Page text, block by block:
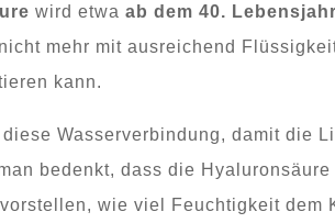
wird etwa ab dem 40.
mehr mit ausreichend
kann.
diese Wasserverbindung, damit die
bedenkt, dass die
wie viel Feuchtigkeit dem